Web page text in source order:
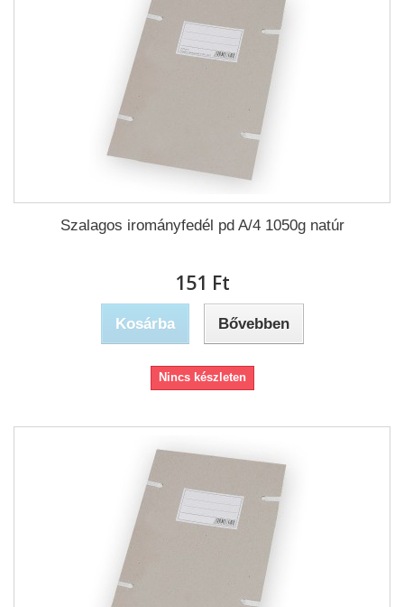
Szalagos irományfedél pd A/4 1050g natúr
151 Ft‎
Kosárba Bővebben
Nincs készleten